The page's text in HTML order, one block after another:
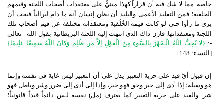
خاصة. مما لا شك فيه أن قراراً كهذا مبنيٌّ على معتقدات أصحاب اللجنة وقيمهم
الخلقية؛ فمن التقليد الأعمى والبليد أن يظن إنسان أنه ما دام لبرالياً فيجب أن
يرى ما رأوا حتى لو كانت قيمه الخُلُقية ومعتقداته مختلفة عن قيم أصحاب تلك
اللجنة ومعتقداتها.قارن ذاك الذي انتهت إليه اللجنة البريطانية بقول الله - تعالى
-:
{لا يُحِبُّ اللَّهُ الْـجَهْرَ بِالسُّوءِ مِنَ الْقَوْلِ إلاَّ مَن ظُلِمَ وَكَانَ اللَّهُ سَمِيعًا عَلِيمًا}
[النساء:
148
].
إن قبول أيَّ قيد على حرية التعبير يدل على أن التعبير ليس غاية في نفسه وإنما
هو وسيلة؛ إذا أدى إلى خير وحق فهو خير، وإذا إلى أدى إلى ضرر وشر وباطل فهو
شر . والقيد على حرية التعبير كما يعترف (مل) نفسه ليس دائماً قيداً قانونياً؛